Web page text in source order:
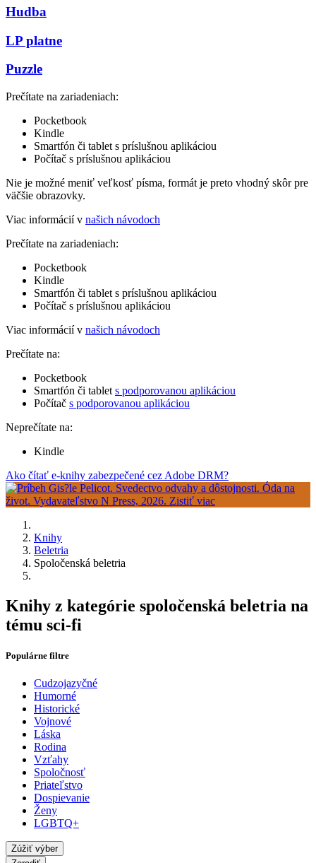
Hudba
LP platne
Puzzle
Prečítate na zariadeniach:
Pocketbook
Kindle
Smartfón či tablet s príslušnou aplikáciou
Počítač s príslušnou aplikáciou
Nie je možné meniť veľkosť písma, formát je preto vhodný skôr pre
väčšie obrazovky.
Viac informácií v našich návodoch
Prečítate na zariadeniach:
Pocketbook
Kindle
Smartfón či tablet s príslušnou aplikáciou
Počítač s príslušnou aplikáciou
Viac informácií v našich návodoch
Prečítate na:
Pocketbook
Smartfón či tablet s podporovanou aplikáciou
Počítač s podporovanou aplikáciou
Neprečítate na:
Kindle
Ako čítať e-knihy zabezpečené cez Adobe DRM?
Knihy
Beletria
Spoločenská beletria
Knihy z kategórie spoločenská beletria na
tému sci-fi
Populárne filtre
Cudzojazyčné
Humorné
Historické
Vojnové
Láska
Rodina
Vzťahy
Spoločnosť
Priateľstvo
Dospievanie
Ženy
LGBTQ+
Zúžiť výber